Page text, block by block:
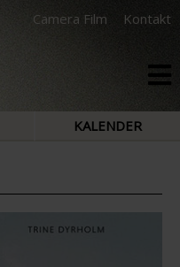
Camera Film Kontakt
KALENDER